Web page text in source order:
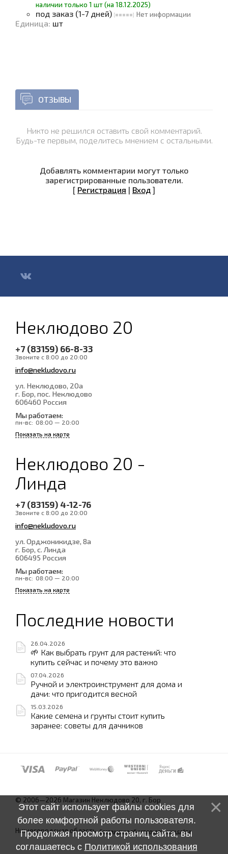
наличии только 1 шт (на 18.12.2025)
под заказ (1-7 дней) Нет информации
Единица: шт
ОТЗЫВЫ
Никто не решился оставить свой комментарий.
Будь-те первым, поделитесь мнением с остальными.
Добавлять комментарии могут только
зарегистрированные пользователи.
[ Регистрация | Вход ]
Неклюдово 20
+7 (83159) 66-8-33
Звоните с 8:00 до 20:00
info@nekludovo.ru
ул. Неклюдово, 20а
г. Бор, пос. Неклюдово
606460 Россия
Мы работаем:
пн-вс: 08:00 — 20:00
Показать на карте
Неклюдово 20 -
Линда
+7 (83159) 4-12-76
Звоните с 8:00 до 20:00
info@nekludovo.ru
ул. Орджоникидзе, 8а
г. Бор, с. Линда
606495 Россия
Мы работаем:
пн-вс: 08:00 — 20:00
Показать на карте
Последние новости
26.04.2026
🌱 Как выбрать грунт для растений: что
купить сейчас и почему это важно
07.04.2026
Ручной и электроинструмент для дома и
дачи: что пригодится весной
15.03.2026
Какие семена и грунты стоит купить
заранее: советы для дачников
© 2006—2026 Магазин Неклюдово 20, г. Бор
Нижегородская область.Соглашение об использовании сайта
Этот сайт использует файлы cookies для
более комфортной работы пользователя.
Продолжая просмотр страниц сайта, вы
соглашаетесь с Политикой использования